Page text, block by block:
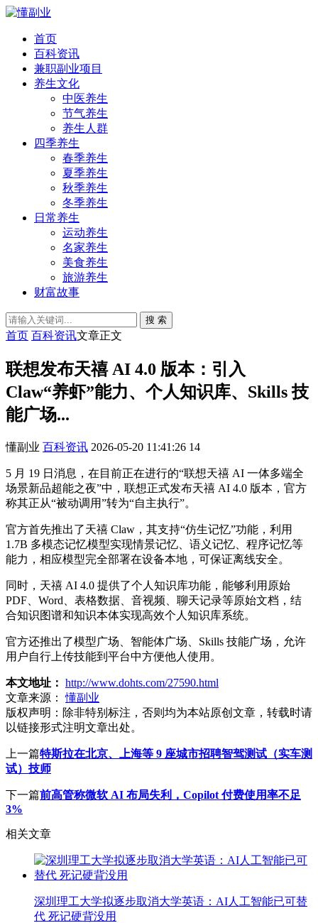
首页
百科资讯
兼职副业项目
养生文化
中医养生
节气养生
养生人群
四季养生
春季养生
夏季养生
秋季养生
冬季养生
日常养生
运动养生
名家养生
美食养生
旅游养生
财富故事
搜 索
首页 百科资讯文章正文
联想发布天禧 AI 4.0 版本：引入
Claw“养虾”能力、个人知识库、Skills 技
能广场...
懂副业 百科资讯 2026-05-20 11:41:26 14
5 月 19 日消息，在目前正在进行的“联想天禧 AI 一体多端全
场景新品超能之夜”中，联想正式发布天禧 AI 4.0 版本，官方
称其正从“被动调用”转为“自主执行”。
官方首先推出了天禧 Claw，其支持“仿生记忆”功能，利用
1.7B 多模态记忆模型实现情景记忆、语义记忆、程序记忆等
能力，相应模型完全部署在设备本地，可保证离线安全。
同时，天禧 AI 4.0 提供了个人知识库功能，能够利用原始
PDF、Word、表格数据、音视频、聊天记录等原始文档，结
合知识图谱和知识本体实现高效个人知识库系统。
官方还推出了模型广场、智能体广场、Skills 技能广场，允许
用户自行上传技能到平台中方便他人使用。
本文地址： http://www.dohts.com/27590.html
文章来源：
懂副业
版权声明： 除非特别标注，否则均为本站原创文章，转载时请
以链接形式注明文章出处。
上一篇特斯拉在北京、上海等 9 座城市招聘智驾测试（实车测
试）技师
下一篇前高管称微软 AI 布局失利，Copilot 付费使用率不足
3%
相关文章
深圳理工大学拟逐步取消大学英语：AI人工智能已可替
代 死记硬背没用